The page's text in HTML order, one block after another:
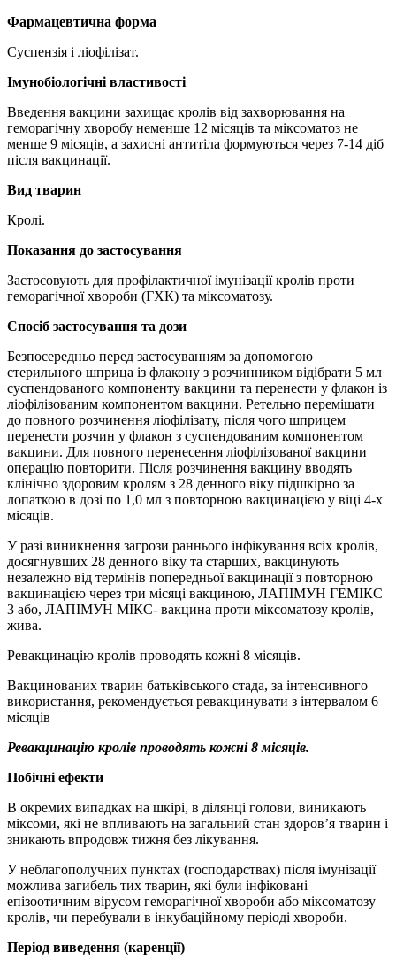
Фармацевтична форма
Суспензія і ліофілізат.
Імунобіологічні властивості
Введення вакцини захищає кролів від захворювання на
геморагічну хворобу неменше 12 місяців та міксоматоз не
менше 9 місяців, а захисні антитіла формуються через 7-14 діб
після вакцинації.
Вид тварин
Кролі.
Показання до застосування
Застосовують для профілактичної імунізації кролів проти
геморагічної хвороби (ГХК) та міксоматозу.
Спосіб застосування та дози
Безпосередньо перед застосуванням за допомогою
стерильного шприца із флакону з розчинником відібрати 5 мл
суспендованого компоненту вакцини та перенести у флакон із
ліофілізованим компонентом вакцини. Ретельно перемішати
до повного розчинення ліофілізату, після чого шприцем
перенести розчин у флакон з суспендованим компонентом
вакцини. Для повного перенесення ліофілізованої вакцини
операцію повторити. Після розчинення вакцину вводять
клінічно здоровим кролям з 28 денного віку підшкірно за
лопаткою в дозі по 1,0 мл з повторною вакцинацією у віці 4-х
місяців.
У разі виникнення загрози раннього інфікування всіх кролів,
досягнувших 28 денного віку та старших, вакцинують
незалежно від термінів попередньої вакцинації з повторною
вакцинацією через три місяці вакциною, ЛАПІМУН ГЕМІКС
3 або, ЛАПІМУН МІКС- вакцина проти міксоматозу кролів,
жива.
Ревакцинацію кролів проводять кожні 8 місяців.
Вакцинованих тварин батьківського стада, за інтенсивного
використання, рекомендується ревакцинувати з інтервалом 6
місяців
Ревакцинацію кролів проводять кожні 8 місяців.
Побічні ефекти
В окремих випадках на шкірі, в ділянці голови, виникають
міксоми, які не впливають на загальний стан здоров’я тварин і
зникають впродовж тижня без лікування.
У неблагополучних пунктах (господарствах) після імунізації
можлива загибель тих тварин, які були інфіковані
епізоотичним вірусом геморагічної хвороби або міксоматозу
кролів, чи перебували в інкубаційному періоді хвороби.
Період виведення (каренції)